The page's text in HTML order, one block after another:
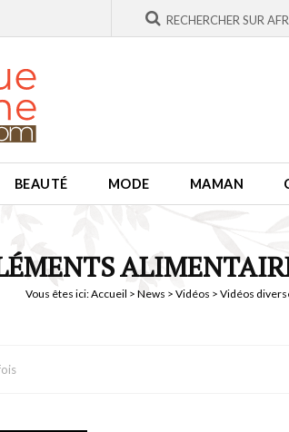
BEAUTÉ MODE MAMAN
Vous êtes ici:Accueil > News > Vidéos > Vidéos